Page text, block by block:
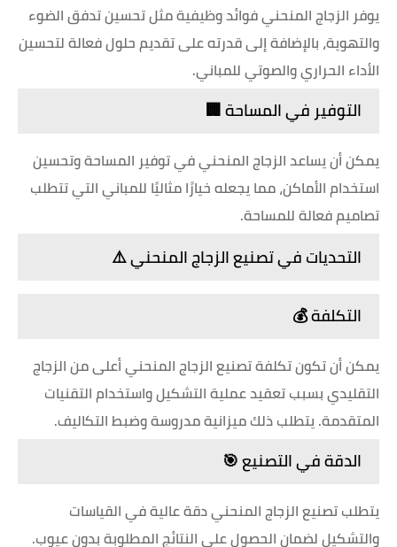
يوفر الزجاج المنحني فوائد وظيفية مثل تحسين تدفق الضوء
والتهوية، بالإضافة إلى قدرته على تقديم حلول فعالة لتحسين
الأداء الحراري والصوتي للمباني.
التوفير في المساحة 🏢
يمكن أن يساعد الزجاج المنحني في توفير المساحة وتحسين
استخدام الأماكن، مما يجعله خيارًا مثاليًا للمباني التي تتطلب
تصاميم فعالة للمساحة.
التحديات في تصنيع الزجاج المنحني ⚠️
التكلفة 💰
يمكن أن تكون تكلفة تصنيع الزجاج المنحني أعلى من الزجاج
التقليدي بسبب تعقيد عملية التشكيل واستخدام التقنيات
المتقدمة. يتطلب ذلك ميزانية مدروسة وضبط التكاليف.
الدقة في التصنيع 🎯
يتطلب تصنيع الزجاج المنحني دقة عالية في القياسات
والتشكيل لضمان الحصول على النتائج المطلوبة بدون عيوب.